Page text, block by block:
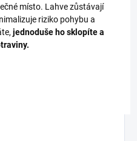
místo. Lahve zůstávají
riziko pohybu a
jednoduše ho sklopíte a